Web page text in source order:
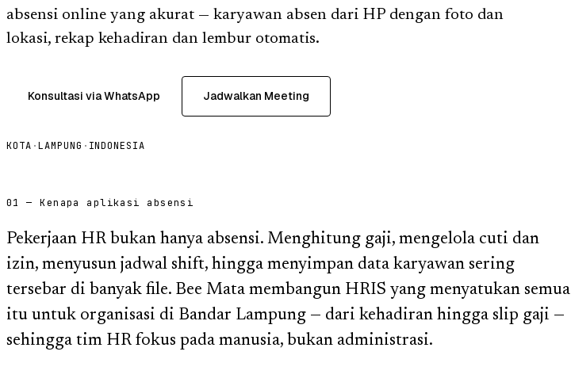
absensi online yang akurat — karyawan absen dari HP dengan foto dan
lokasi, rekap kehadiran dan lembur otomatis.
Konsultasi via WhatsApp Jadwalkan Meeting
KOTA ·LAMPUNG · INDONESIA
01 — Kenapa aplikasi absensi
Pekerjaan HR bukan hanya absensi. Menghitung gaji, mengelola cuti dan
izin, menyusun jadwal shift, hingga menyimpan data karyawan sering
tersebar di banyak file. Bee Mata membangun HRIS yang menyatukan semua
itu untuk organisasi di Bandar Lampung — dari kehadiran hingga slip gaji —
sehingga tim HR fokus pada manusia, bukan administrasi.